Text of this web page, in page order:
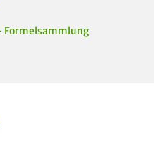
Formelsammlung